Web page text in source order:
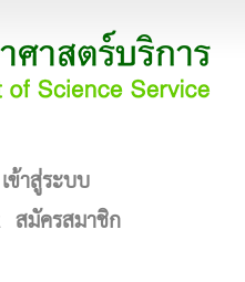
เข้าสู่ระบบ
สมัครสมาชิก